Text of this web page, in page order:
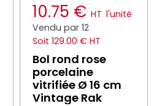
10.75 € HT l'unité
Vendu par 12
Soit 129.00 € HT
Bol rond rose
porcelaine
vitrifiée Ø 16 cm
Vintage Rak